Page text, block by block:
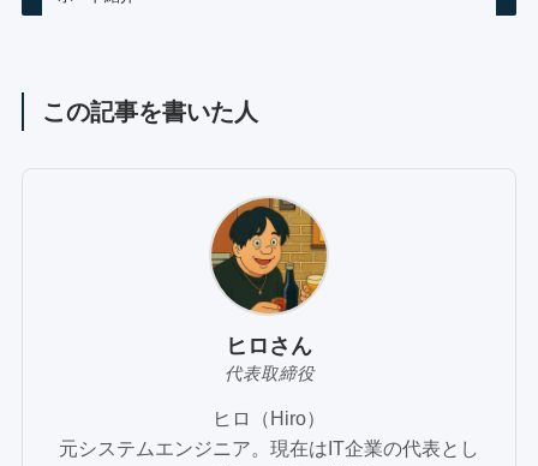
この記事を書いた人
ヒロさん
代表取締役
ヒロ（Hiro）
元システムエンジニア。現在はIT企業の代表とし